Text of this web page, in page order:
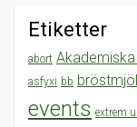
Etiketter
abort
asfyxi bb
events extrem